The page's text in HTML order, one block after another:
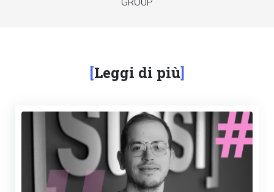
Leggi di più